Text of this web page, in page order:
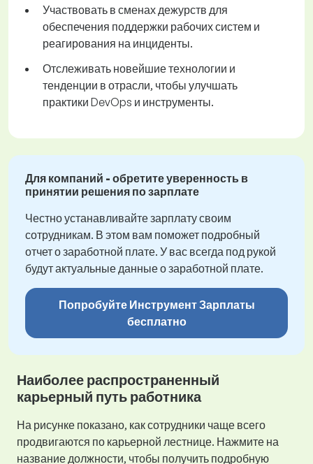
Участвовать в сменах дежурств для
обеспечения поддержки рабочих систем и
реагирования на инциденты.
Отслеживать новейшие технологии и
тенденции в отрасли, чтобы улучшать
практики DevOps и инструменты.
Для компаний - обретите уверенность в
принятии решения по зарплате
Честно устанавливайте зарплату своим
сотрудникам. В этом вам поможет подробный
отчет о заработной плате. У вас всегда под рукой
будут актуальные данные о заработной плате.
Попробуйте Инструмент Зарплаты
бесплатно
Наиболее распространенный
карьерный путь работника
На рисунке показано, как сотрудники чаще всего
продвигаются по карьерной лестнице. Нажмите на
название должности, чтобы получить подробную